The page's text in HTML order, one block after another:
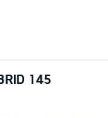
145